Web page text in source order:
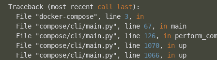
Traceback (most recent call last):
  File "docker-compose", line
3, in
  File "compose/cli/main.py", line
67, in main
  File "compose/cli/main.py", line
126, in
  File "compose/cli/main.py", line
1070, in up
  File "compose/cli/main.py", line
1066, in up